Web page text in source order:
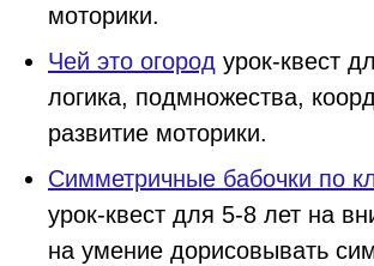
моторики.
Чей это огород урок-квест
логика, подмножества,
развитие моторики.
Симметричные бабочки по
урок-квест для 5-8 лет на
на умение дорисовывать